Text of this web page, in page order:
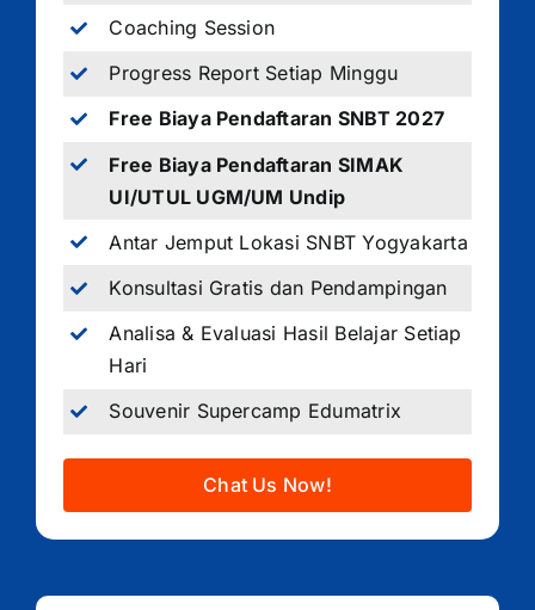
Coaching Session
Progress Report Setiap Minggu
Free Biaya Pendaftaran SNBT 2027
Free Biaya Pendaftaran SIMAK
UI/UTUL UGM/UM Undip
Antar Jemput Lokasi SNBT Yogyakarta
Konsultasi Gratis dan Pendampingan
Analisa & Evaluasi Hasil Belajar Setiap
Hari
Souvenir Supercamp Edumatrix
Chat Us Now!